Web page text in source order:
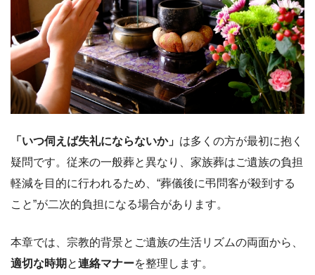
「いつ伺えば失礼にならないか」 は多くの方が最初に抱く
疑問です。従来の一般葬と異なり、家族葬はご遺族の負担
軽減を目的に行われるため、“葬儀後に弔問客が殺到する
こと”が二次的負担になる場合があります。
本章では、宗教的背景とご遺族の生活リズムの両面から、
適切な時期 と連絡マナーを整理します。